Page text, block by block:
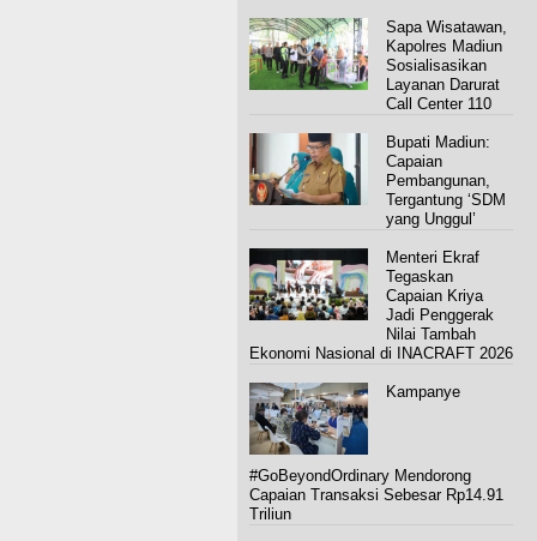
Sapa Wisatawan,
Kapolres Madiun
Sosialisasikan
Layanan Darurat
Call Center 110
Bupati Madiun:
Capaian
Pembangunan,
Tergantung ‘SDM
yang Unggul’
Menteri Ekraf
Tegaskan
Capaian Kriya
Jadi Penggerak
Nilai Tambah
Ekonomi Nasional di INACRAFT 2026
Kampanye
#GoBeyondOrdinary Mendorong
Capaian Transaksi Sebesar Rp14.91
Triliun